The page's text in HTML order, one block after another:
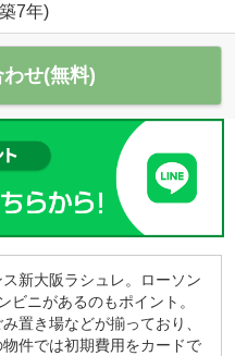
7年)
せ(無料)
新大阪ラシュレ。ローソン
ビニがあるのもポイント。
置き場などが揃っており、
件では初期費用をカードで